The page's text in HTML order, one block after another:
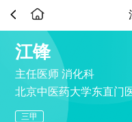
江锋
主任医师 消化科
北京中医药大学东直门
三甲